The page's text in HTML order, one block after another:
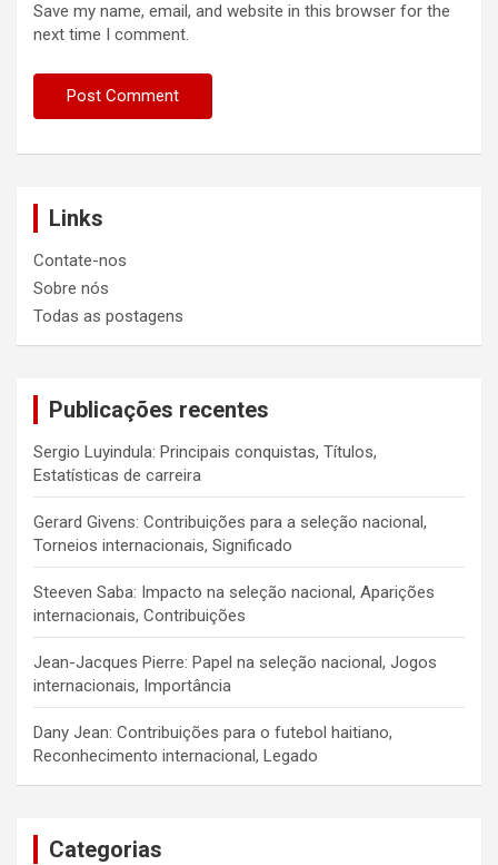
Save my name, email, and website in this browser for the
next time I comment.
Links
Contate-nos
Sobre nós
Todas as postagens
Publicações recentes
Sergio Luyindula: Principais conquistas, Títulos,
Estatísticas de carreira
Gerard Givens: Contribuições para a seleção nacional,
Torneios internacionais, Significado
Steeven Saba: Impacto na seleção nacional, Aparições
internacionais, Contribuições
Jean-Jacques Pierre: Papel na seleção nacional, Jogos
internacionais, Importância
Dany Jean: Contribuições para o futebol haitiano,
Reconhecimento internacional, Legado
Categorias